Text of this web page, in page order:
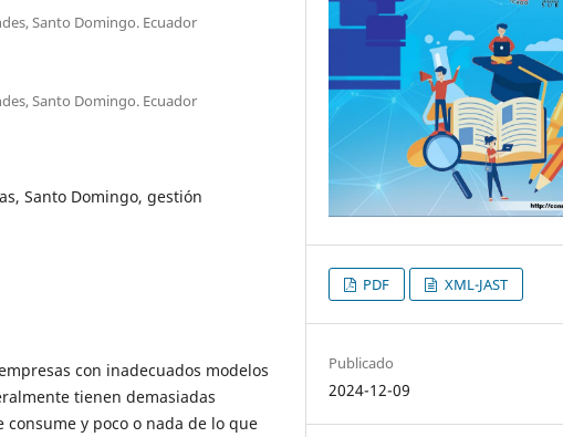
Santo Domingo. Ecuador
Santo Domingo. Ecuador
Santo Domingo, gestión
con inadecuados modelos
tienen demasiadas
consume y poco o nada de lo que
PDF XML-JAST
Publicado
2024-12-09